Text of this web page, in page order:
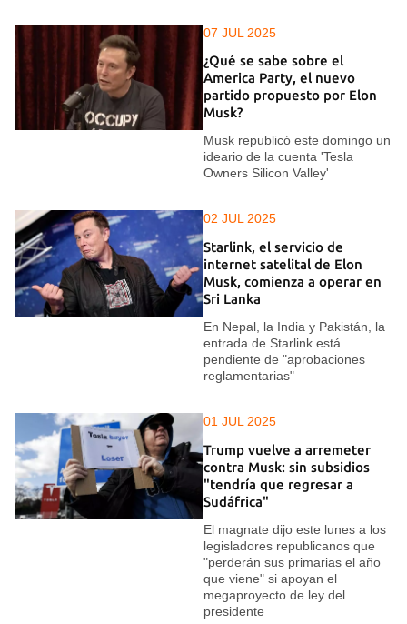
07 JUL 2025
¿Qué se sabe sobre el
America Party, el nuevo
partido propuesto por Elon
Musk?
Musk republicó este domingo un
ideario de la cuenta 'Tesla
Owners Silicon Valley'
02 JUL 2025
Starlink, el servicio de
internet satelital de Elon
Musk, comienza a operar en
Sri Lanka
En Nepal, la India y Pakistán, la
entrada de Starlink está
pendiente de "aprobaciones
reglamentarias"
01 JUL 2025
Trump vuelve a arremeter
contra Musk: sin subsidios
"tendría que regresar a
Sudáfrica"
El magnate dijo este lunes a los
legisladores republicanos que
"perderán sus primarias el año
que viene" si apoyan el
megaproyecto de ley del
presidente